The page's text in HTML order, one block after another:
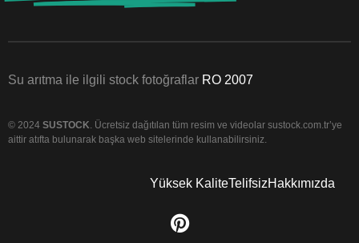
Su arıtma ile ilgili stock fotoğraflar RO 2007
© 2024 SUSTOCK . Ücretsiz dağıtılan tüm resim ve videolar sustock.com.tr’ye
aittir atıfta bulunarak başka web sitelerinde kullanabilirsiniz.
Yüksek KaliteTelifsizHakkımızda